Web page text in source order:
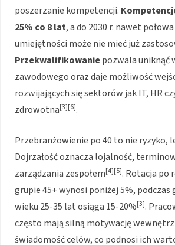
poszerzanie kompetencji.
25% co 8 lat, a do 2030 r. nawet
umiejętności może nie mieć już
Przekwalifikowaniepozwala uniknąć
zawodowego oraz daje możliwość
rozwijających się sektorów jak IT, HR
zdrowotna[3][6].
Przebranżowienie po 40 to nie ryzyko,
Dojrzałość oznacza lojalność,
zarządzania zespołem[4][5]. Rotacja po
grupie 45+ wynosi poniżej 5%, podczas
wieku 25-35 lat osiąga 15-20%[3].
często mają silną motywację
świadomość celów, co podnosi ich